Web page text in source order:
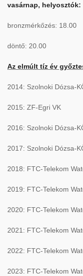
vasárnap, helyosztók:
bronzmérkőzés: 18.00
döntő: 20.00
Az elmúlt tíz év
2014: Szolnoki Dózsa-
2015: ZF-Egri VK
2016: Szolnoki Dózsa-
2017: Szolnoki Dózsa-
2018: FTC-Telekom
2019: FTC-Telekom
2020: FTC-Telekom
2021: FTC-Telekom
2022: FTC-Telekom
2023: FTC-Telekom